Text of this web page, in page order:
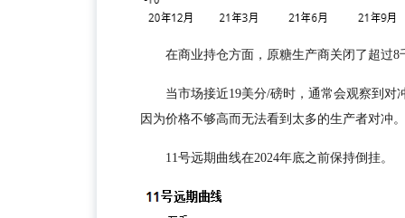
在商业持仓方面，原糖生产商关闭了超过
当市场接近19美分/磅时，通常会观察到
因为价格不够高而无法看到太多的生产者对冲。
11号远期曲线在2024年底之前保持倒挂。